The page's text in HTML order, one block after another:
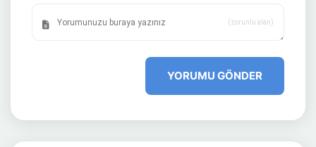
(zorunlu alan)
YORUMU GÖNDER